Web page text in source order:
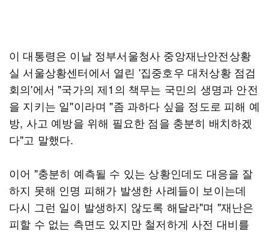
이 대통령은 이날 정부서울청사 중앙재난안전상황
실 서울상황센터에서 열린 '집중호우 대처상황 점검
회의'에서 "국가의 제1의 책무는 국민의 생명과 안전
을 지키는 일"이라며 "좀 과하다 싶을 정도로 피해 예
방, 사고 예방을 위해 필요한 점을 충분히 배치하겠
다"고 말했다.
이어 "충분히 예측될 수 있는 상황인데도 대응을 잘
하지 못해 인명 피해가 발생한 사례들이 보이는데
다시 그런 일이 발생하지 않도록 해달라"며 "재난은
피할 수 없는 측면도 있지만 철저하게 사전 대비를